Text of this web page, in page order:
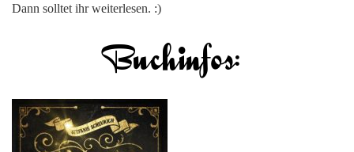
Dann solltet ihr weiterlesen. :)